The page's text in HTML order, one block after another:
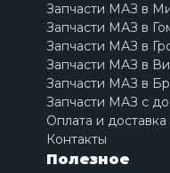
Запчасти МАЗ в
Запчасти МАЗ в
Запчасти МАЗ в
Запчасти МАЗ в
Запчасти МАЗ в
Запчасти МАЗ с
Оплата и доставка
Контакты
Полезное